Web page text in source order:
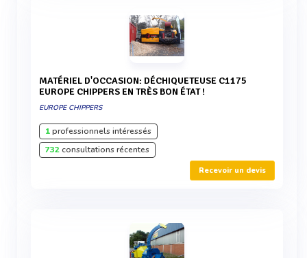
MATÉRIEL D'OCCASION: DÉCHIQUETEUSE C1175
EUROPE CHIPPERS EN TRÈS BON ÉTAT !
EUROPE CHIPPERS
1professionnels intéressés
732consultations récentes
Recevoir un devis